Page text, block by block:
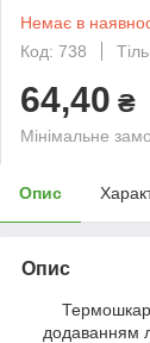
Немає в
Код: 738
64,40 ₴
Мінімальне
Опис
Опис
додаванням